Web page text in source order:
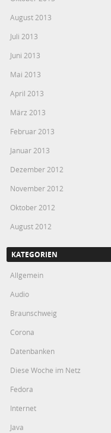
August 2013
Juli 2013
Juni 2013
Mai 2013
April 2013
März 2013
Februar 2013
Januar 2013
Dezember 2012
November 2012
Oktober 2012
August 2012
KATEGORIEN
Allgemein
Audio
Braunschweig
Corona
Datenbanken
Diese Woche im Netz
Fedora
Internet
Java